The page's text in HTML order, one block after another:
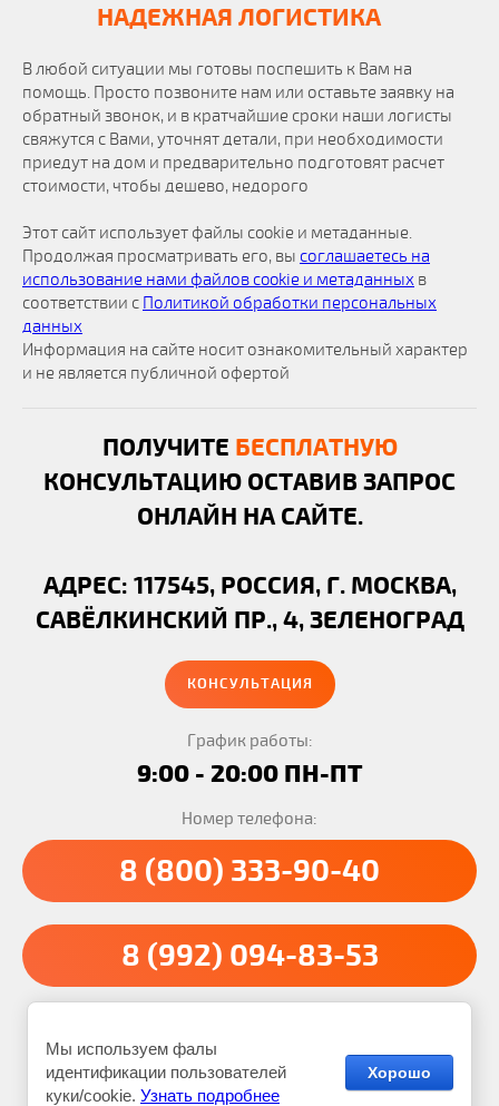
НАДЕЖНАЯ ЛОГИСТИКА
В любой ситуации мы готовы поспешить к Вам на
помощь. Просто позвоните нам или оставьте заявку на
обратный звонок, и в кратчайшие сроки наши логисты
свяжутся с Вами, уточнят детали, при необходимости
приедут на дом и предварительно подготовят расчет
стоимости, чтобы дешево, недорого
Этот сайт использует файлы cookie и метаданные.
Продолжая просматривать его, вы соглашаетесь на
использование нами файлов cookie и метаданных в
соответствии с Политикой обработки персональных
данных
Информация на сайте носит ознакомительный характер
и не является публичной офертой
ПОЛУЧИТЕ БЕСПЛАТНУЮ
КОНСУЛЬТАЦИЮ ОСТАВИВ ЗАПРОС
ОНЛАЙН НА САЙТЕ.
АДРЕС: 117545, РОССИЯ, Г. МОСКВА,
САВЁЛКИНСКИЙ ПР., 4, ЗЕЛЕНОГРАД
КОНСУЛЬТАЦИЯ
График работы:
9:00 - 20:00 ПН-ПТ
Номер телефона:
8 (800) 333-90-40
8 (992) 094-83-53
Транспортная компания Вальдо © 2012 - 2026
Реквизиты:
Мы используем фалы
идентификации пользователей
куки/cookie. Узнать подробнее
Хорошо